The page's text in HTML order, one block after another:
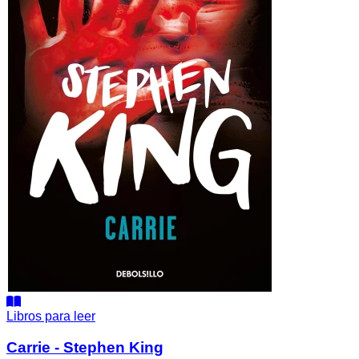
Libros para leer
Carrie - Stephen King